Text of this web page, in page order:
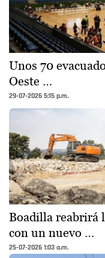
Unos 70
Oeste …
29-07-2026 5:15 p.m.
Boadilla reabrirá
con un nuevo …
25-07-2026 1:03 a.m.